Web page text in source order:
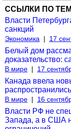
ССЫЛКИ ПО
Власти
санкций
Экономика | 17
Белый дом
доказательство:
В мире | 17
Канада ввела
В мире | 16
Власти РФ не
Запада, а в США